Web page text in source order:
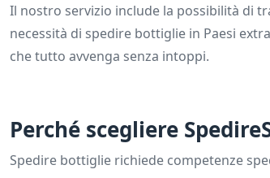
Il nostro servizio include la possibilità di
necessità di spedire bottiglie in Paesi
che tutto avvenga senza intoppi.
Perché scegliere
Spedire bottiglie richiede competenze